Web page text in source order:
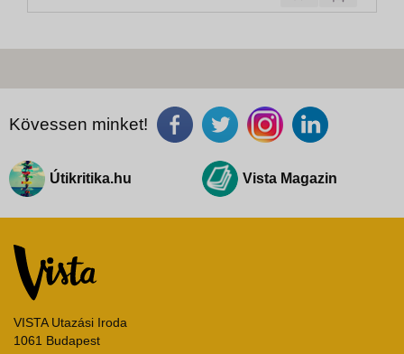
09:00 19:00 Vasárnap...
Kövessen minket!
Útikritika.hu Vista Magazin
VISTA Utazási Iroda
1061 Budapest